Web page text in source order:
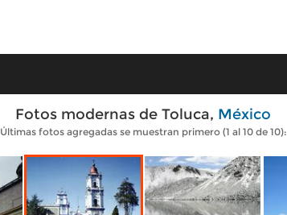
Fotos modernas de Toluca, México
Últimas fotos agregadas se muestran primero (1 al 10 de 10):